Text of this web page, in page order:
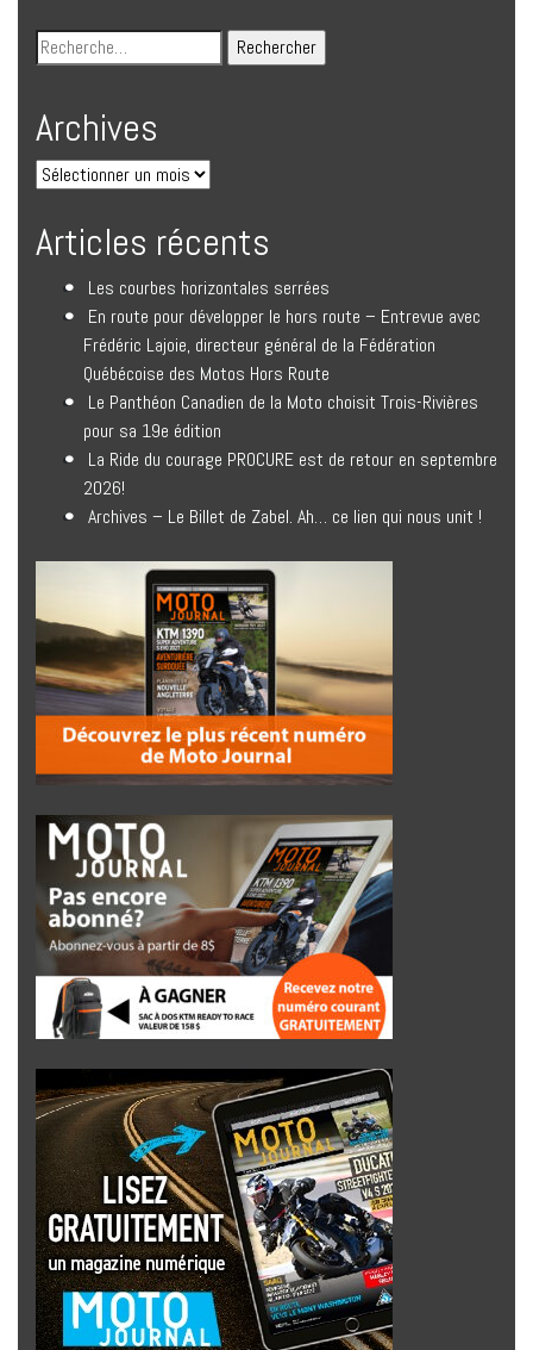
Archives
Articles récents
Les courbes horizontales serrées
En route pour développer le hors route – Entrevue avec
Frédéric Lajoie, directeur général de la Fédération
Québécoise des Motos Hors Route
Le Panthéon Canadien de la Moto choisit Trois-Rivières
pour sa 19e édition
La Ride du courage PROCURE est de retour en septembre
2026!
Archives – Le Billet de Zabel. Ah… ce lien qui nous unit !